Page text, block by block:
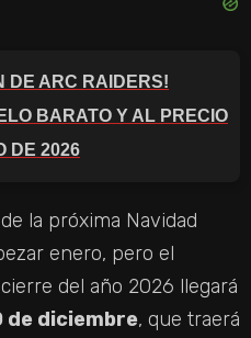
DE ARC RAIDERS!
BARATO Y AL PRECIO
DE 2026
la próxima Navidad
enero, pero el
del año 2026 llegará
de diciembre, que traerá